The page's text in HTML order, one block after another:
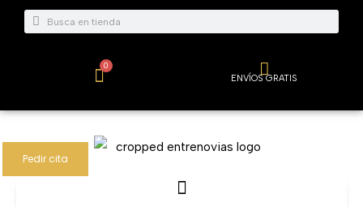
Buscar
Buscar
0
Carrito ENVÍOS GRATIS
Pedir cita